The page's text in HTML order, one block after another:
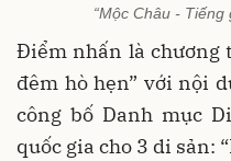
“Mộc Châu - Tiếng
Điểm nhấn là chương
đêm hò hẹn” với nội
công bố Danh mục
quốc gia cho 3 di sản: